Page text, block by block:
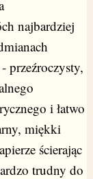
najbardziej
przeźroczysty,
i łatwo
miękki
ścierając
trudny do